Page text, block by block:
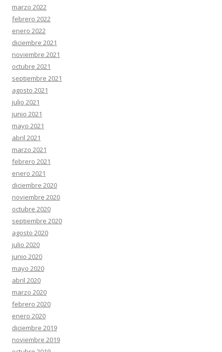
marzo 2022
febrero 2022
enero 2022
diciembre 2021
noviembre 2021
octubre 2021
septiembre 2021
agosto 2021
julio 2021
junio 2021
mayo 2021
abril 2021
marzo 2021
febrero 2021
enero 2021
diciembre 2020
noviembre 2020
octubre 2020
septiembre 2020
agosto 2020
julio 2020
junio 2020
mayo 2020
abril 2020
marzo 2020
febrero 2020
enero 2020
diciembre 2019
noviembre 2019